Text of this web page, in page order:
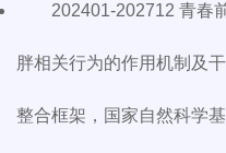
202401-202712 青春
胖相关行为的作用机制及
整合框架，国家自然科学